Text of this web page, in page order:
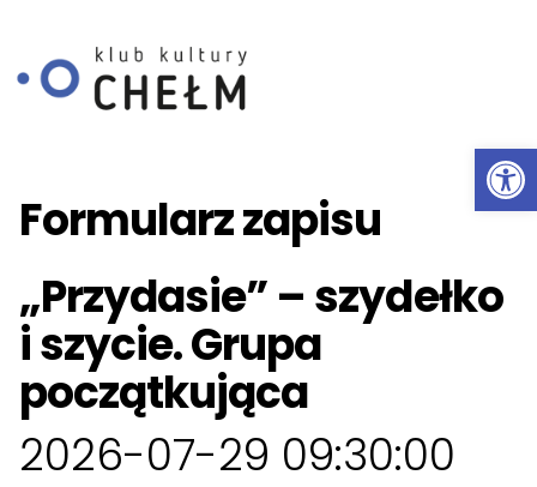
Formularz zapisu
„Przydasie” – szydełko
i szycie. Grupa
początkująca
2026-07-29 09:30:00